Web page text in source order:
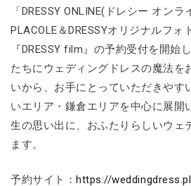
「DRESSY ONLINE(ドレシー オン
PLACOLE＆DRESSYオリジナルフォ
『DRESSY film』の予約受付を開始
たちにウェディングドレスの魔法を
いから、お手にとっていただきやす
いエリア・鎌倉エリアを中心に展開
生の思い出に、おふたりらしいウェ
ます。
予約サイト：https://